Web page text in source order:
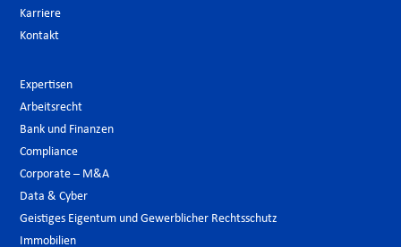
Karriere
Kontakt
Expertisen
Arbeitsrecht
Bank und Finanzen
Compliance
Corporate – M&A
Data & Cyber
Geistiges Eigentum und Gewerblicher Rechtsschutz
Immobilien